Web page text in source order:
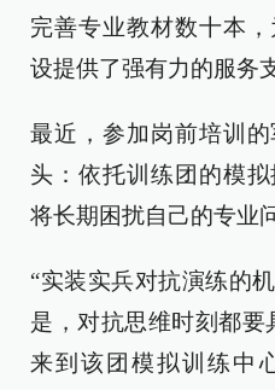
完善专业教材数十本
设提供了强有力的服务
最近，参加岗前培训
头：依托训练团的模
将长期困扰自己的专业
“实装实兵对抗演练的
是，对抗思维时刻都要
来到该团模拟训练中